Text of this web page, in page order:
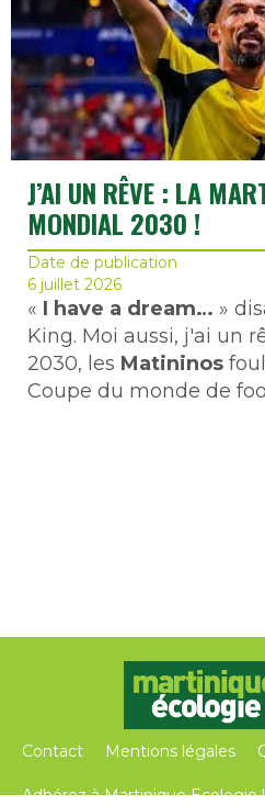
J’AI UN RÊVE : LA
MONDIAL 2030 !
Date de publication
6 juillet 2026
« I have a dream… »
King. Moi aussi, j'ai un
2030, les Matininos
Coupe du monde de
Contact Mentions légales
Adhérez à Martinique Ecologie !